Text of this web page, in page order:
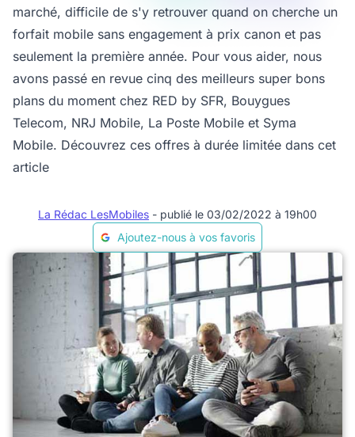
marché, difficile de s'y retrouver quand on cherche un
forfait mobile sans engagement à prix canon et pas
seulement la première année. Pour vous aider, nous
avons passé en revue cinq des meilleurs super bons
plans du moment chez RED by SFR, Bouygues
Telecom, NRJ Mobile, La Poste Mobile et Syma
Mobile. Découvrez ces offres à durée limitée dans cet
article
La Rédac LesMobiles - publié le 03/02/2022 à 19h00
Ajoutez-nous à vos favoris